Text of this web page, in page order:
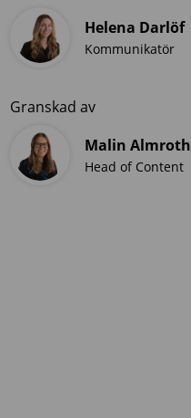
Helena Darlöf
Kommunikatör
Granskad av
Malin Almroth
Head of Content